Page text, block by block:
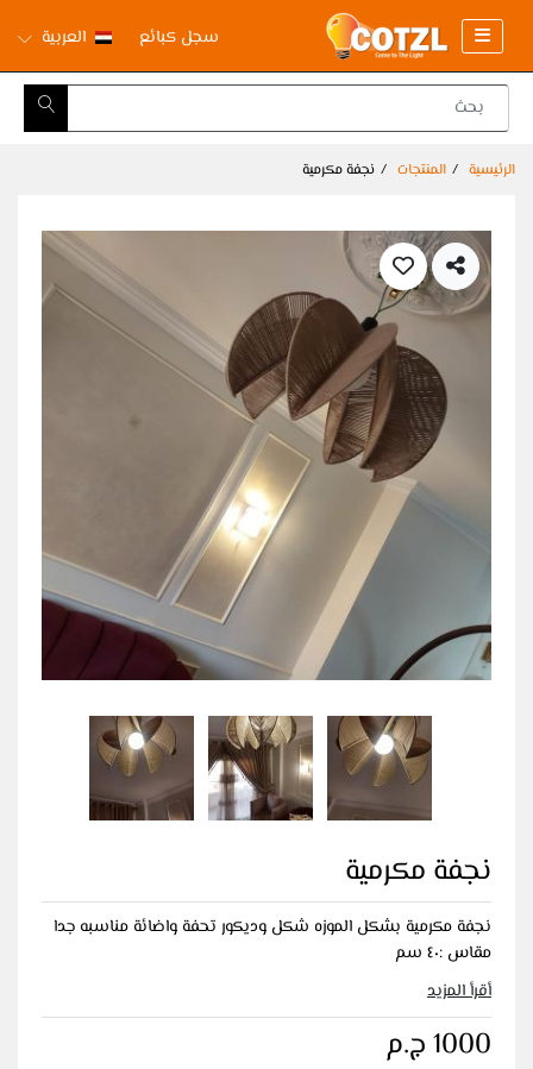
سجل كبائع العربية
الرئيسية المنتجات نجفة مكرمية
نجفة مكرمية
نجفة مكرمية بشكل الموزه شكل وديكور تحفة واضائة مناسبه جدا
مقاس :٤٠ سم
أقرأ المزيد
1000 ج.م